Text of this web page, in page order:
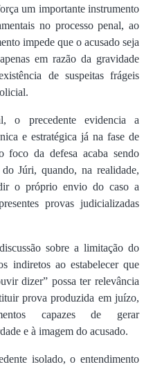
um importante instrumento
no processo penal, ao
impede que o acusado seja
em razão da gravidade
de suspeitas frágeis
o precedente evidencia a
e estratégica já na fase de
foco da defesa acaba sendo
Júri, quando, na realidade,
o próprio envio do caso a
provas judicializadas
sobre a limitação do
indiretos ao estabelecer que
dizer” possa ter relevância
prova produzida em juízo,
capazes de gerar
e à imagem do acusado.
isolado, o entendimento